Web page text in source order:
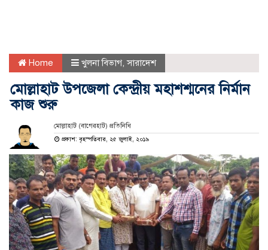
Home খুলনা বিভাগ,সারাদেশ
মোল্লাহাট উপজেলা কেন্দ্রীয় মহাশশ্মনের নির্মান
কাজ শুরু
মোল্লাহাট (বাগেরহাট) প্রতিনিধি
প্রকাশ: বৃহস্পতিবার, ২৫ জুলাই, ২০১৯